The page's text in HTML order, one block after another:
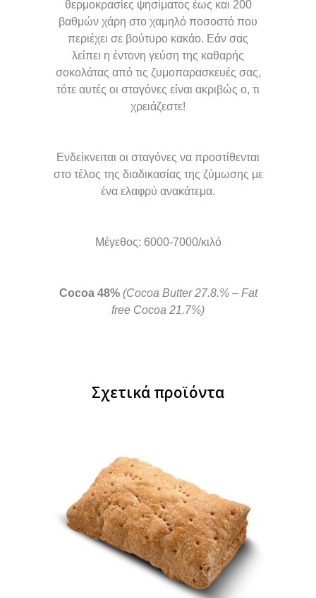
θερμοκρασίες ψησίματος έως και 200
βαθμών χάρη στο χαμηλό ποσοστό που
περιέχει σε βούτυρο κακάο. Εάν σας
λείπει η έντονη γεύση της καθαρής
σοκολάτας από τις ζυμοπαρασκευές σας,
τότε αυτές οι σταγόνες είναι ακριβώς ο, τι
χρειάζεστε!
Ενδείκνειται οι σταγόνες να προστίθενται
στο τέλος της διαδικασίας της ζύμωσης με
ένα ελαφρύ ανακάτεμα.
Μέγεθος: 6000-7000/κιλό
Cocoa 48% (Cocoa Butter 27.8.% – Fat
free Cocoa 21.7%)
Σχετικά προϊόντα